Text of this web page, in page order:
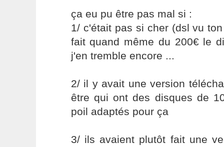
ça eu pu être pas mal si :
1/ c'était pas si cher (dsl vu
fait quand même du 200€ le
j'en tremble encore ...
2/ il y avait une version
être qui ont des disques de
poil adaptés pour ça
3/ ils avaient plutôt fait une